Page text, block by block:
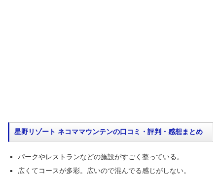
星野リゾート ネコママウンテンの口コミ・評判・感想まとめ
パークやレストランなどの施設がすごく整っている。
広くてコースが多彩。広いので混んでる感じがしない。